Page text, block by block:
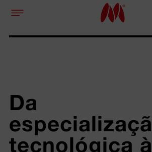
Da
tecnológica à